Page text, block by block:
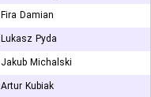
Fira Damian
Lukasz Pyda
Jakub Michalski
Artur Kubiak